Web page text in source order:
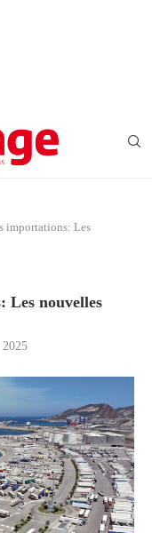
importations: Les
Les nouvelles